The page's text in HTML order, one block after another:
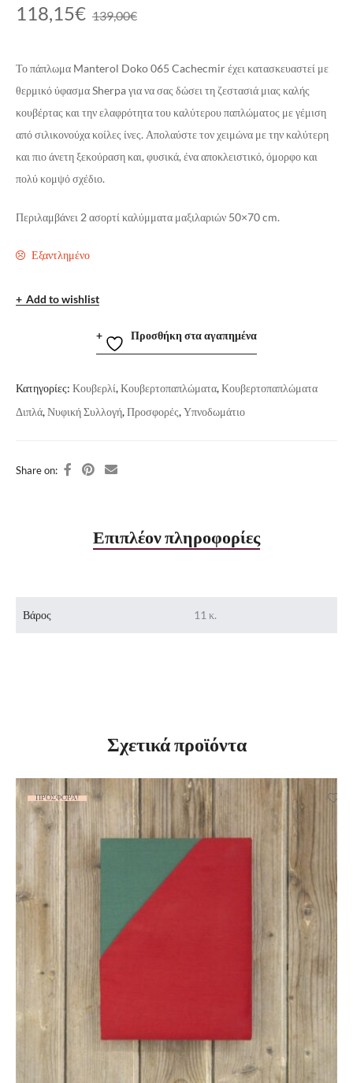
139,00€
118,15€
Το πάπλωμα Manterol Doko 065 Cachecmir έχει κατασκευαστεί με
θερμικό ύφασμα Sherpa για να σας δώσει τη ζεστασιά μιας καλής
κουβέρτας και την ελαφρότητα του καλύτερου παπλώματος με γέμιση
από σιλικονούχα κοίλες ίνες. Απολαύστε τον χειμώνα με την καλύτερη
και πιο άνετη ξεκούραση και, φυσικά, ένα αποκλειστικό, όμορφο και
πολύ κομψό σχέδιο.
Περιλαμβάνει 2 ασορτί καλύμματα μαξιλαριών 50×70 cm.
Εξαντλημένο
Add to wishlist
Προσθήκη στα αγαπημένα
Κατηγορίες: Κουβερλί,Κουβερτοπαπλώματα,Κουβερτοπαπλώματα
Διπλά,Νυφική Συλλογή,Προσφορές,Υπνοδωμάτιο
Share on:
Επιπλέον πληροφορίες
Βάρος 11 κ.
Σχετικά προϊόντα
ΠΡΟΣΦΟΡΆ!